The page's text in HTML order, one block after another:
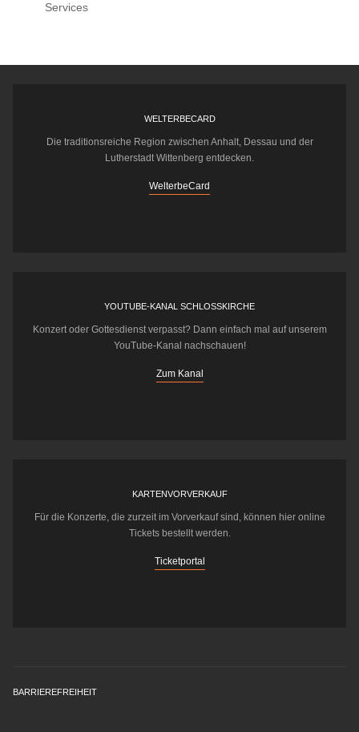
Services
WELTERBECARD
Die traditionsreiche Region zwischen Anhalt, Dessau und der
Lutherstadt Wittenberg entdecken.
WelterbeCard
YOUTUBE-KANAL SCHLOSSKIRCHE
Konzert oder Gottesdienst verpasst? Dann einfach mal auf unserem
YouTube-Kanal nachschauen!
Zum Kanal
KARTENVORVERKAUF
Für die Konzerte, die zurzeit im Vorverkauf sind, können hier online
Tickets bestellt werden.
Ticketportal
BARRIEREFREIHEIT